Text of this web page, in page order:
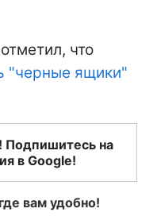
что
"черные ящики"
Подпишитесь на
в Google!
вам удобно!